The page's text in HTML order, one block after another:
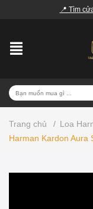
📍 Tìm
Trang chủ / Loa
Harman Kardon Aura